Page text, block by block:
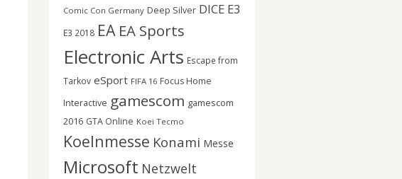
Comic Con Germany Deep Silver DICE E3
E3 2018 EA EA Sports
Electronic Arts Escape from
Tarkov eSport FIFA 16 Focus Home
Interactive gamescom gamescom
2016 GTA Online Koei Tecmo
Koelnmesse Konami Messe
Microsoft Netzwelt